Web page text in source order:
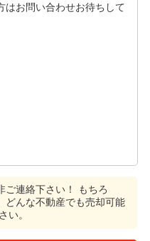
はお問い合わせお待ちして
連絡下さい！
もちろ
どんな不動産でも売却可能
い。